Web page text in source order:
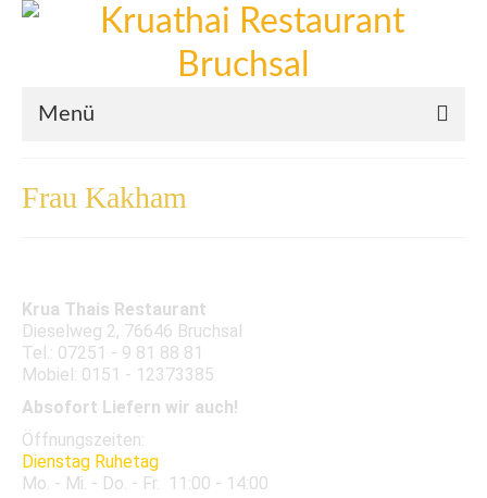
Menü
Bilder
Frau Kakham
Krua Thais Restaurant
Dieselweg 2, 76646 Bruchsal
Tel.: 07251 - 9 81 88 81
Mobiel: 0151 - 12373385
Absofort Liefern wir auch!
Öffnungszeiten:
Dienstag Ruhetag
Mo. - Mi. - Do. - Fr. 11:00 - 14:00